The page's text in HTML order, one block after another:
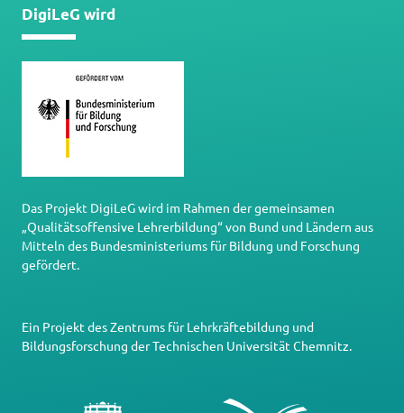
DigiLeG wird
Das Projekt DigiLeG wird im Rahmen der gemeinsamen
„Qualitätsoffensive Lehrerbildung“ von Bund und Ländern aus
Mitteln des Bundesministeriums für Bildung und Forschung
gefördert.
Ein Projekt desZentrums für Lehrkräftebildung und
Bildungsforschung derTechnischen Universität Chemnitz.